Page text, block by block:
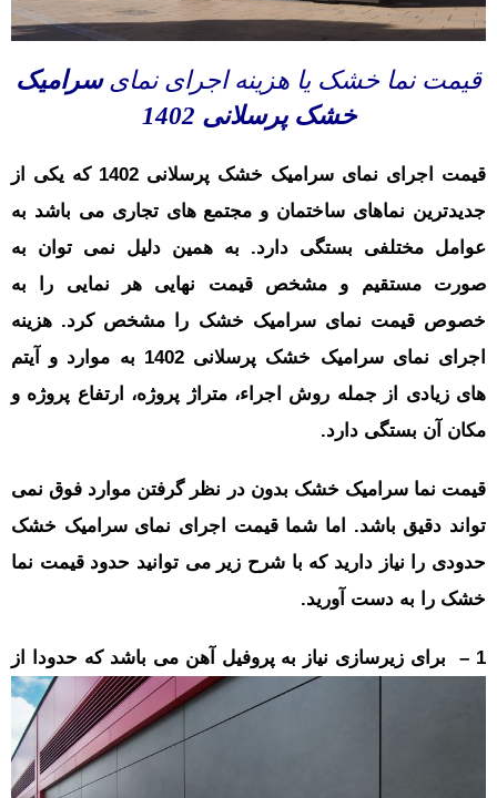
قیمت نما خشک یا هزینه اجرای نمایسرامیک
خشک پرسلانی 1402
قیمت اجرای نمای سرامیک خشک پرسلانی 1402 که یکی از
جدیدترین نماهای ساختمان و مجتمع های تجاری می باشد به
عوامل مختلفی بستگی دارد. به همین دلیل نمی توان به
صورت مستقیم و مشخص قیمت نهایی هر نمایی را به
خصوص قیمت نمای سرامیک خشک را مشخص کرد. هزینه
اجرای نمای سرامیک خشک پرسلانی 1402 به موارد و آیتم
های زیادی از جمله روش اجراء، متراژ پروژه، ارتفاع پروژه و
مکان آن بستگی دارد.
قیمت نما سرامیک خشک بدون در نظر گرفتن موارد فوق نمی
تواند دقیق باشد. اما شما قیمت اجرای نمای سرامیک خشک
حدودی را نیاز دارید که با شرح زیر می توانید حدود قیمت نما
خشک را به دست آورید.
1 – برای زیرسازی نیاز به پروفیل آهن می باشد که حدودا از